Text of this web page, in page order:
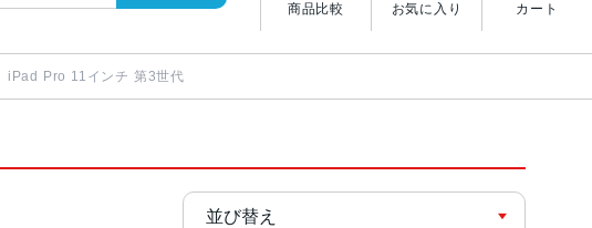
商品比較 お気に入り カート
iPad Pro 11インチ 第3世代